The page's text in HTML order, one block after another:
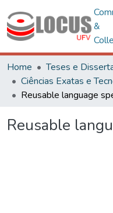
&
Home
Teses e
Reusable